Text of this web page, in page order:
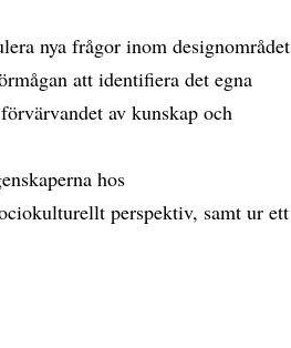
nya frågor inom designområdet
att identifiera det egna
av kunskap och
hos
perspektiv, samt ur ett